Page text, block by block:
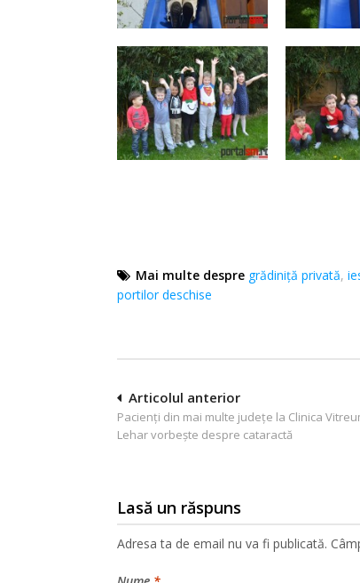
Mai multe despre grădiniță privată,
portilor deschise
Navigare
în
Articolul anterior
Pacienți din mai multe județe la Clinica
Lehar vorbește despre cataractă
Lasă un răspuns
Adresa ta de email nu va fi publicată.